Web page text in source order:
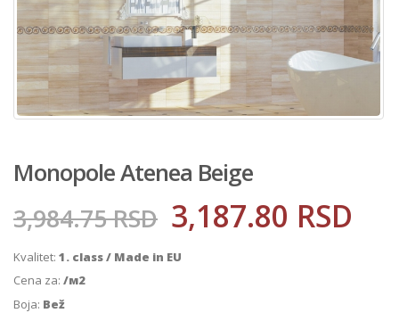
Monopole Atenea Beige
3,984.75RSD 3,187.80 RSD
Kvalitet: 1. class / Made in EU
Cena za: /м2
Boja: Bež